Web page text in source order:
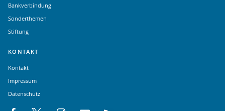
Bankverbindung
Sonderthemen
Stiftung
KONTAKT
Kontakt
Impressum
Datenschutz